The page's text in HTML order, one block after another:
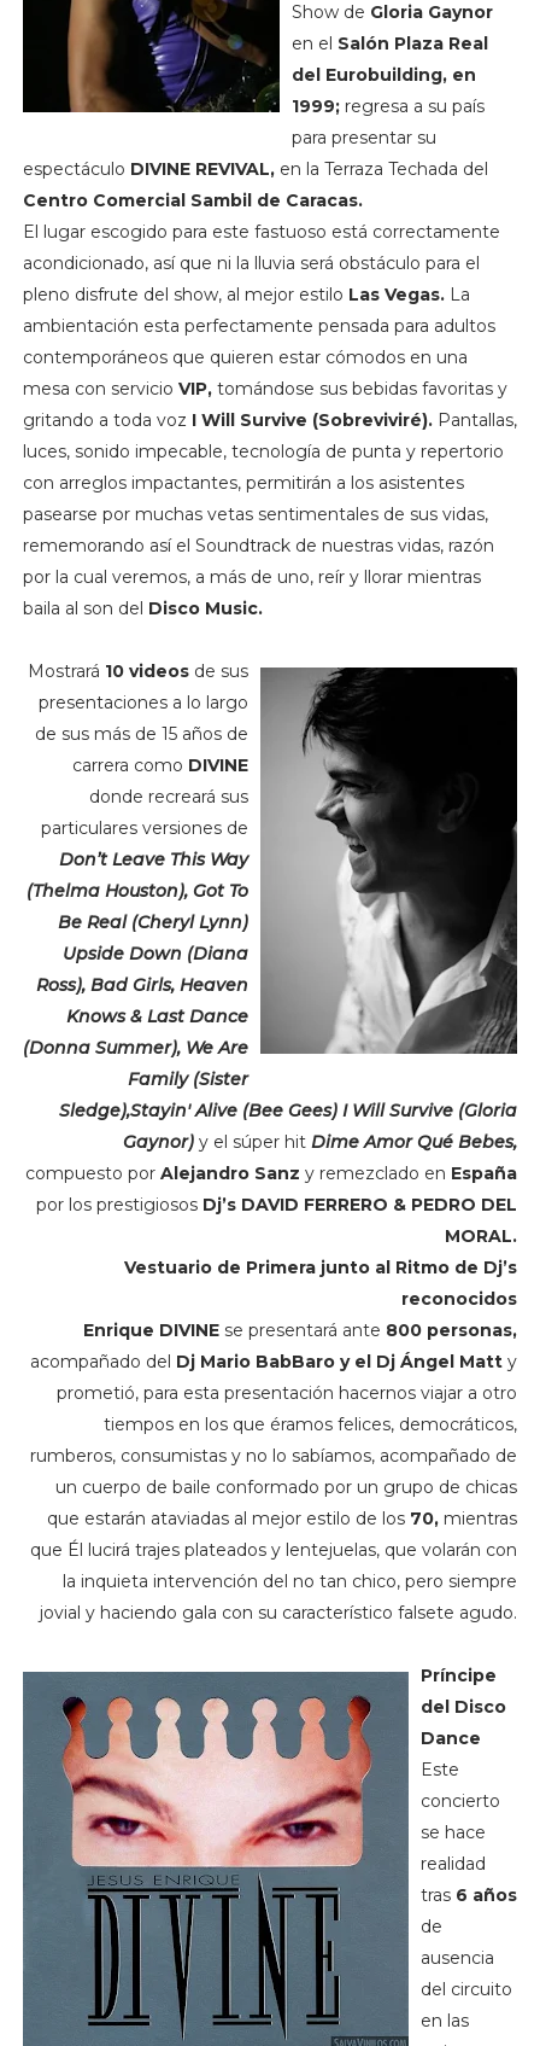
Show de Gloria Gaynor
en el Salón Plaza Real
del Eurobuilding, en
1999;regresa a su país
para presentar su
espectáculo DIVINE REVIVAL,en la Terraza Techada del
Centro Comercial Sambil de Caracas.
El lugar escogido para este fastuoso está correctamente
acondicionado, así que ni la lluvia será obstáculo para el
pleno disfrute del show, al mejor estilo Las Vegas.La
ambientación esta perfectamente pensada para adultos
contemporáneos que quieren estar cómodos en una
mesa con servicio VIP,tomándose sus bebidas favoritas y
gritando a toda voz I Will Survive (Sobreviviré). Pantallas,
luces, sonido impecable, tecnología de punta y repertorio
con arreglos impactantes, permitirán a los asistentes
pasearse por muchas vetas sentimentales de sus vidas,
rememorando así el Soundtrack de nuestras vidas, razón
por la cual veremos, a más de uno, reír y llorar mientras
baila al son del Disco Music.
Mostrará 10 videos de sus
presentaciones a lo largo
de sus más de 15 años de
carrera como DIVINE
donde recreará sus
particulares versiones de
Don’t Leave This Way
(Thelma Houston), Got To
Be Real (Cheryl Lynn)
Upside Down (Diana
Ross), Bad Girls, Heaven
Knows & Last Dance
(Donna Summer), We Are
Family (Sister
Sledge),Stayin' Alive (Bee Gees) I Will Survive (Gloria
Gaynor) y el súper hitDime Amor Qué Bebes,
compuesto porAlejandro Sanz y remezclado en España
por los prestigiosos Dj’s DAVID FERRERO & PEDRO DEL
MORAL.
Vestuario de Primera junto al Ritmo de Dj’s
reconocidos
Enrique DIVINE se presentará ante 800 personas,
acompañado del Dj Mario BabBaro y el Dj Ángel Matty
prometió, para esta presentación hacernos viajar a otro
tiempos en los que éramos felices, democráticos,
rumberos, consumistas y no lo sabíamos, acompañado de
un cuerpo de baile conformado por un grupo de chicas
que estarán ataviadas al mejor estilo de los 70, mientras
que Él lucirá trajes plateados y lentejuelas, que volarán con
la inquieta intervención del no tan chico, pero siempre
jovial y haciendo gala con su característico falsete agudo.
Príncipe
del Disco
Dance
Este
concierto
se hace
realidad
tras 6 años
de
ausencia
del circuito
en las